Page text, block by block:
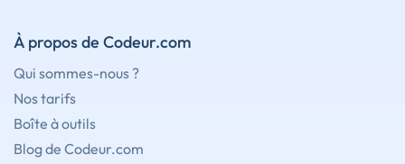
À propos de Codeur.com
Qui sommes-nous ?
Nos tarifs
Boîte à outils
Blog de Codeur.com